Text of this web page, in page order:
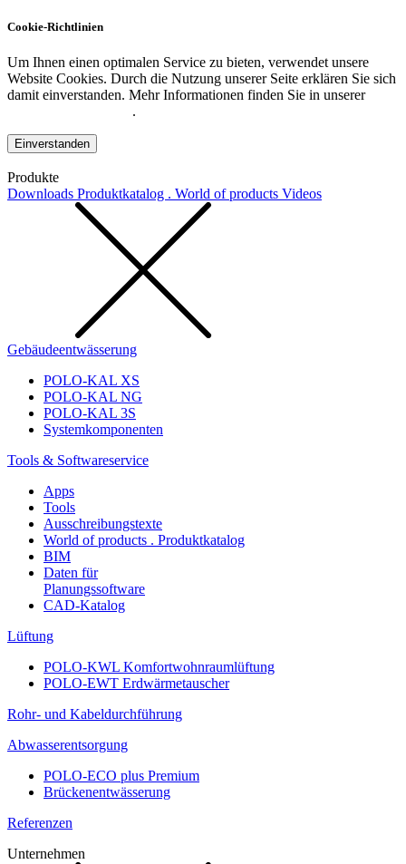
Cookie-Richtlinien
Um Ihnen einen optimalen Service zu bieten, verwendet unsere
Website Cookies. Durch die Nutzung unserer Seite erklären Sie sich
damit einverstanden. Mehr Informationen finden Sie in unserer
.
Einverstanden
Produkte
Downloads Produktkatalog . World of products Videos
Gebäudeentwässerung
POLO-KAL XS
POLO-KAL NG
POLO-KAL 3S
Systemkomponenten
Tools & Softwareservice
Apps
Tools
Ausschreibungstexte
World of products . Produktkatalog
BIM
Daten für
Planungssoftware
CAD-Katalog
Lüftung
POLO-KWL Komfortwohnraumlüftung
POLO-EWT Erdwärmetauscher
Rohr- und Kabeldurchführung
Abwasserentsorgung
POLO-ECO plus Premium
Brückenentwässerung
Referenzen
Unternehmen